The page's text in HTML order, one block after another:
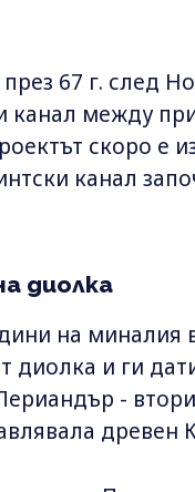
67 г. след
канал между
скоро е
канал
диолка
на миналия
диолка и ги
-
древен